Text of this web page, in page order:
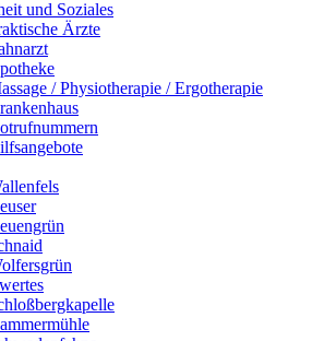
und Soziales
Ärzte
/ Physiotherapie / Ergotherapie